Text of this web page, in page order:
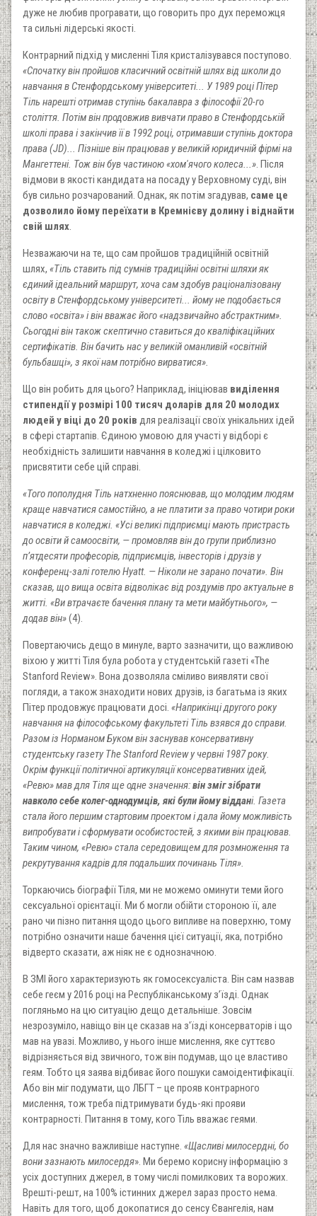
дуже не любив програвати, що говорить про дух переможця
та сильні лідерські якості.
Контрарний підхід у мисленні Тіля кристалізувався поступово.
«Спочатку він пройшов класичний освітній шлях від школи до
навчання в Стенфордському університеті... У 1989 році Пітер
Тіль нарешті отримав ступінь бакалавра з філософії 20-го
століття. Потім він продовжив вивчати право в Стенфордській
школі права і закінчив її в 1992 році, отримавши ступінь доктора
права (JD)... Пізніше він працював у великій юридичній фірмі на
Мангеттені. Тож він був частиною «хом'ячого колеса...». Після
відмови в якості кандидата на посаду у Верховному суді, він
був сильно розчарований. Однак, як потім згадував, саме це
дозволило йому переїхати в Кремнієву долину і віднайти
свій шлях.
Незважаючи на те, що сам пройшов традиційній освітній
шлях, «Тіль ставить під сумнів традиційні освітні шляхи як
єдиний ідеальний маршрут, хоча сам здобув раціоналізовану
освіту в Стенфордському університеті... йому не подобається
слово «освіта» і він вважає його «надзвичайно абстрактним».
Сьогодні він також скептично ставиться до кваліфікаційних
сертифікатів. Він бачить нас у великій оманливій «освітній
бульбашці», з якої нам потрібно вирватися».
Що він робить для цього? Наприклад, ініціював виділення
стипендії у розмірі 100 тисяч доларів для 20 молодих
людей у віці до 20 років для реалізації своїх унікальних ідей
в сфері стартапів. Єдиною умовою для участі у відборі є
необхідність залишити навчання в коледжі і цілковито
присвятити себе цій справі.
«Того пополудня Тіль натхненно пояснював, що молодим людям
краще навчатися самостійно, а не платити за право чотири роки
навчатися в коледжі. «Усі великі підприємці мають пристрасть
до освіти й самоосвіти, — промовляв він до групи приблизно
п’ятдесяти професорів, підприємців, інвесторів і друзів у
конференц-залі готелю Hyatt. — Ніколи не зарано почати». Він
сказав, що вища освіта відволікає від роздумів про актуальне в
житті. «Ви втрачаєте бачення плану та мети майбутнього», —
додав він»(4).
Повертаючись дещо в минуле, варто зазначити, що важливою
віхою у житті Тіля була робота у студентській газеті «The
Stanford Review». Вона дозволяла сміливо виявляти свої
погляди, а також знаходити нових друзів, із багатьма із яких
Пітер продовжує працювати досі. «Наприкінці другого року
навчання на філософському факультеті Тіль взявся до справи.
Разом із Норманом Буком він заснував консервативну
студентську газету The Stanford Review у червні 1987 року.
Окрім функції політичної артикуляції консервативних ідей,
«Ревю» мав для Тіля ще одне значення:він зміг зібрати
навколо себе колег-однодумців, які були йому віддані. Газета
стала його першим стартовим проектом і дала йому можливість
випробувати і сформувати особистостей, з якими він працював.
Таким чином, «Ревю» стала середовищем для розмноження та
рекрутування кадрів для подальших починань Тіля».
Торкаючись біографії Тіля, ми не можемо оминути теми його
сексуальної орієнтації. Ми б могли обійти стороною її, але
рано чи пізно питання щодо цього випливе на поверхню, тому
потрібно означити наше бачення цієї ситуації, яка, потрібно
відверто сказати, аж ніяк не є однозначною.
В ЗМІ його характеризують як гомосексуаліста. Він сам назвав
себе геєм у 2016 році на Республіканському з’їзді. Однак
погляньмо на цю ситуацію дещо детальніше. Зовсім
незрозуміло, навіщо він це сказав на з'їзді консерваторів і що
мав на увазі. Можливо, у нього інше мислення, яке суттєво
відрізняється від звичного, тож він подумав, що це властиво
геям. Тобто ця заява відбиває його пошуки самоідентифікації.
Або він міг подумати, що ЛБГТ – це прояв контрарного
мислення, тож треба підтримувати будь-які прояви
контрарності. Питання в тому, кого Тіль вважає геями.
Для нас значно важливіше наступне. «Щасливі милосердні, бо
вони зазнають милосердя». Ми беремо корисну інформацію з
усіх доступних джерел, в тому числі помилкових та ворожих.
Врешті-решт, на 100% істинних джерел зараз просто нема.
Навіть для того, щоб докопатися до сенсу Євангелія, нам